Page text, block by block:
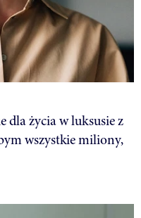
dla życia w luksusie z
wszystkie miliony,